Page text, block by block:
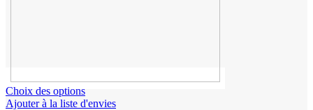
Choix des options
Ajouter à la liste d'envies